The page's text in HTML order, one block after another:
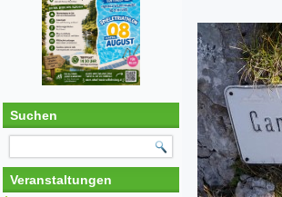
Suchen
Veranstaltungen